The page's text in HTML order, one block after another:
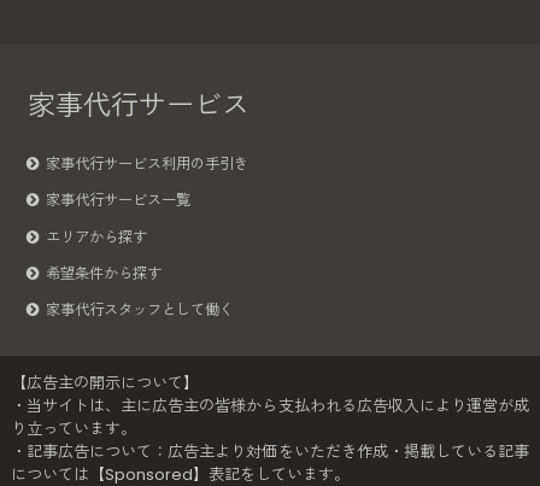
家事代行サービス
家事代行サービス利用の手引き
家事代行サービス一覧
エリアから探す
希望条件から探す
家事代行スタッフとして働く
【広告主の開示について】
・当サイトは、主に広告主の皆様から支払われる広告収入により運営が成
り立っています。
・記事広告について：広告主より対価をいただき作成・掲載している記事
については【Sponsored】表記をしています。